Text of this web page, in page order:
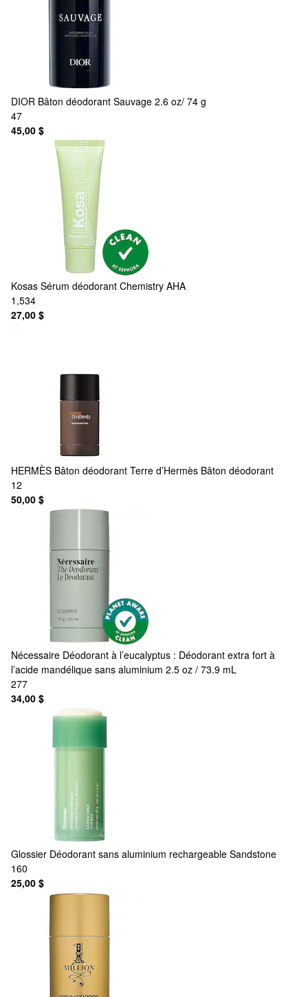
DIOR Bâton déodorant Sauvage 2.6 oz/ 74 g
47
45,00 $
Kosas Sérum déodorant Chemistry AHA
1,534
27,00 $
HERMÈS Bâton déodorant Terre d’Hermès Bâton déodorant
12
50,00 $
Nécessaire Déodorant à l’eucalyptus : Déodorant extra fort à
l’acide mandélique sans aluminium 2.5 oz / 73.9 mL
277
34,00 $
Glossier Déodorant sans aluminium rechargeable Sandstone
160
25,00 $